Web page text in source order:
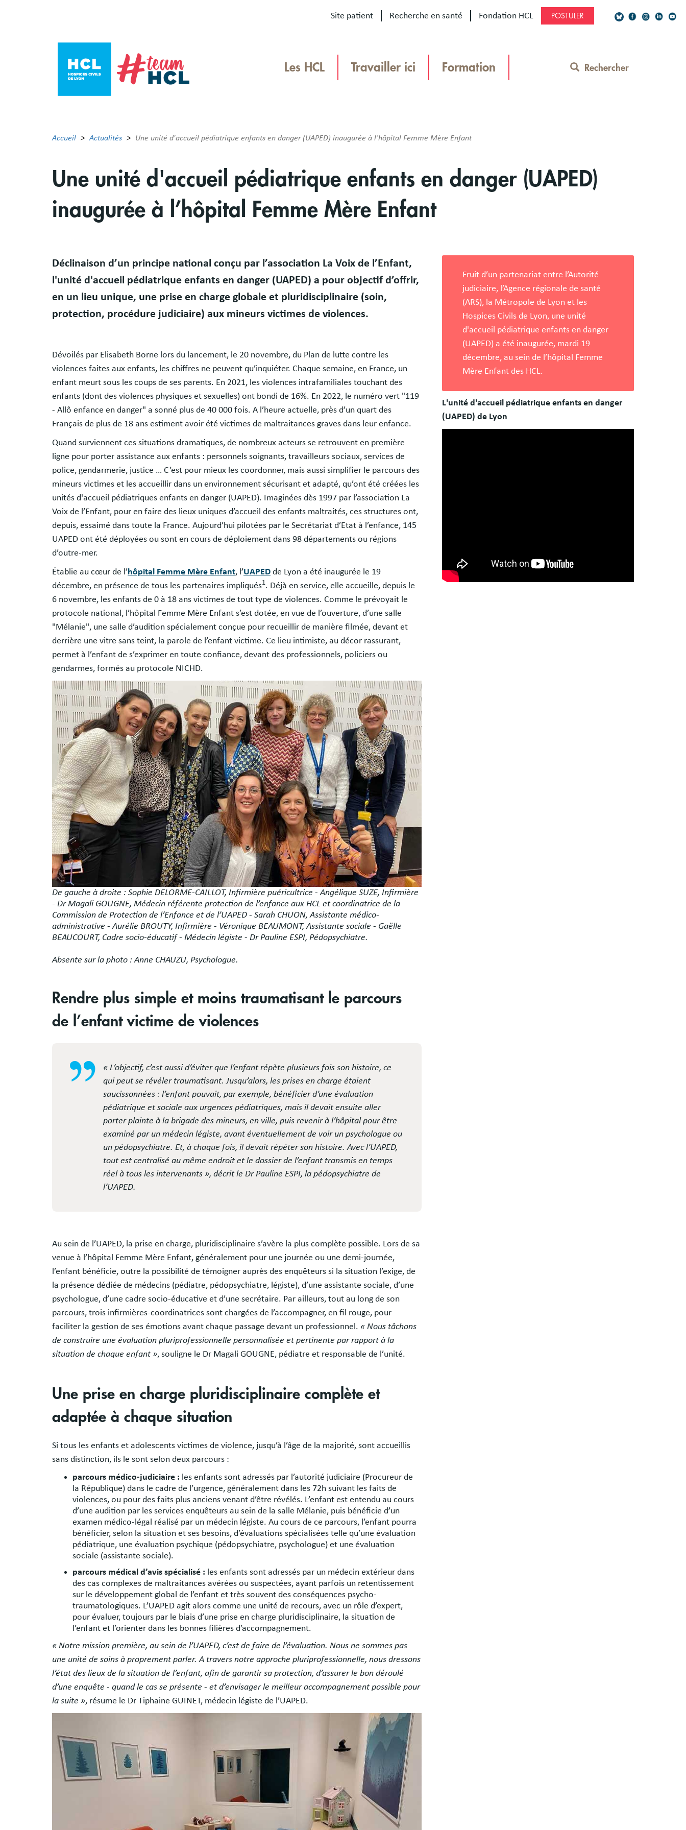
Site patient Recherche en santé Fondation HCL POSTULER
Network
Les HCL Travailler ici Formation Rechercher
Accueil Actualités Une unité d'accueil pédiatrique enfants en danger (UAPED) inaugurée à l’hôpital Femme Mère Enfant
Une unité d'accueil pédiatrique enfants en danger (UAPED)
inaugurée à l’hôpital Femme Mère Enfant
Déclinaison d’un principe national conçu par l’association La Voix de l’Enfant,
l'unité d'accueil pédiatrique enfants en danger (UAPED) a pour objectif d’offrir,
en un lieu unique, une prise en charge globale et pluridisciplinaire (soin,
protection, procédure judiciaire) aux mineurs victimes de violences.
Dévoilés par Elisabeth Borne lors du lancement, le 20 novembre, du Plan de lutte contre les
violences faites aux enfants, les chiffres ne peuvent qu’inquiéter. Chaque semaine, en France, un
enfant meurt sous les coups de ses parents. En 2021, les violences intrafamiliales touchant des
enfants (dont des violences physiques et sexuelles) ont bondi de 16%. En 2022, le numéro vert "119
- Allô enfance en danger" a sonné plus de 40 000 fois. A l’heure actuelle, près d’un quart des
Français de plus de 18 ans estiment avoir été victimes de maltraitances graves dans leur enfance.
Quand surviennent ces situations dramatiques, de nombreux acteurs se retrouvent en première
ligne pour porter assistance aux enfants : personnels soignants, travailleurs sociaux, services de
police, gendarmerie, justice … C’est pour mieux les coordonner, mais aussi simplifier le parcours des
mineurs victimes et les accueillir dans un environnement sécurisant et adapté, qu’ont été créées les
unités d'accueil pédiatriques enfants en danger (UAPED). Imaginées dès 1997 par l’association La
Voix de l’Enfant, pour en faire des lieux uniques d’accueil des enfants maltraités, ces structures ont,
depuis, essaimé dans toute la France. Aujourd’hui pilotées par le Secrétariat d’Etat à l’enfance, 145
UAPED ont été déployées ou sont en cours de déploiement dans 98 départements ou régions
d’outre-mer.
Établie au cœur de l’hôpital Femme Mère Enfant, l’UAPED de Lyon a été inaugurée le 19
décembre, en présence de tous les partenaires impliqués1. Déjà en service, elle accueille, depuis le
6 novembre, les enfants de 0 à 18 ans victimes de tout type de violences. Comme le prévoyait le
protocole national, l’hôpital Femme Mère Enfant s’est dotée, en vue de l’ouverture, d’une salle
"Mélanie", une salle d’audition spécialement conçue pour recueillir de manière filmée, devant et
derrière une vitre sans teint, la parole de l’enfant victime. Ce lieu intimiste, au décor rassurant,
permet à l’enfant de s’exprimer en toute confiance, devant des professionnels, policiers ou
gendarmes, formés au protocole NICHD.
Image
De gauche à droite : Sophie DELORME-CAILLOT, Infirmière puéricultrice - Angélique SUZE, Infirmière
- Dr Magali GOUGNE, Médecin référente protection de l’enfance aux HCL et coordinatrice de la
Commission de Protection de l’Enfance et de l’UAPED - Sarah CHUON, Assistante médico-
administrative - Aurélie BROUTY, Infirmière - Véronique BEAUMONT, Assistante sociale - Gaëlle
BEAUCOURT, Cadre socio-éducatif - Médecin légiste - Dr Pauline ESPI, Pédopsychiatre.
Absente sur la photo : Anne CHAUZU, Psychologue.
Rendre plus simple et moins traumatisant le parcours
de l’enfant victime de violences
« L’objectif, c’est aussi d’éviter que l’enfant répète plusieurs fois son histoire, ce
qui peut se révéler traumatisant. Jusqu’alors, les prises en charge étaient
saucissonnées : l’enfant pouvait, par exemple, bénéficier d’une évaluation
pédiatrique et sociale aux urgences pédiatriques, mais il devait ensuite aller
porter plainte à la brigade des mineurs, en ville, puis revenir à l’hôpital pour être
examiné par un médecin légiste, avant éventuellement de voir un psychologue ou
un pédopsychiatre. Et, à chaque fois, il devait répéter son histoire. Avec l’UAPED,
tout est centralisé au même endroit et le dossier de l’enfant transmis en temps
réel à tous les intervenants », décrit le Dr Pauline ESPI, la pédopsychiatre de
l’UAPED.
Au sein de l’UAPED, la prise en charge, pluridisciplinaire s’avère la plus complète possible. Lors de sa
venue à l’hôpital Femme Mère Enfant, généralement pour une journée ou une demi-journée,
l’enfant bénéficie, outre la possibilité de témoigner auprès des enquêteurs si la situation l’exige, de
la présence dédiée de médecins (pédiatre, pédopsychiatre, légiste), d’une assistante sociale, d’une
psychologue, d’une cadre socio-éducative et d’une secrétaire. Par ailleurs, tout au long de son
parcours, trois infirmières-coordinatrices sont chargées de l’accompagner, en fil rouge, pour
faciliter la gestion de ses émotions avant chaque passage devant un professionnel. « Nous tâchons
de construire une évaluation pluriprofessionnelle personnalisée et pertinente par rapport à la
situation de chaque enfant », souligne le Dr Magali GOUGNE, pédiatre et responsable de l’unité.
Une prise en charge pluridisciplinaire complète et
adaptée à chaque situation
Si tous les enfants et adolescents victimes de violence, jusqu’à l’âge de la majorité, sont accueillis
sans distinction, ils le sont selon deux parcours :
parcours médico-judiciaire : les enfants sont adressés par l’autorité judiciaire (Procureur de
la République) dans le cadre de l’urgence, généralement dans les 72h suivant les faits de
violences, ou pour des faits plus anciens venant d’être révélés. L’enfant est entendu au cours
d’une audition par les services enquêteurs au sein de la salle Mélanie, puis bénéficie d’un
examen médico-légal réalisé par un médecin légiste. Au cours de ce parcours, l’enfant pourra
bénéficier, selon la situation et ses besoins, d’évaluations spécialisées telle qu’une évaluation
pédiatrique, une évaluation psychique (pédopsychiatre, psychologue) et une évaluation
sociale (assistante sociale).
parcours médical d’avis spécialisé : les enfants sont adressés par un médecin extérieur dans
des cas complexes de maltraitances avérées ou suspectées, ayant parfois un retentissement
sur le développement global de l’enfant et très souvent des conséquences psycho-
traumatologiques. L’UAPED agit alors comme une unité de recours, avec un rôle d’expert,
pour évaluer, toujours par le biais d’une prise en charge pluridisciplinaire, la situation de
l’enfant et l’orienter dans les bonnes filières d’accompagnement.
« Notre mission première, au sein de l’UAPED, c’est de faire de l’évaluation. Nous ne sommes pas
une unité de soins à proprement parler. A travers notre approche pluriprofessionnelle, nous dressons
l’état des lieux de la situation de l’enfant, afin de garantir sa protection, d’assurer le bon déroulé
d’une enquête - quand le cas se présente - et d’envisager le meilleur accompagnement possible pour
la suite », résume le Dr Tiphaine GUINET, médecin légiste de l’UAPED.
Fruit d’un partenariat entre l’Autorité
judiciaire, l’Agence régionale de santé
(ARS), la Métropole de Lyon et les
Hospices Civils de Lyon, une unité
d'accueil pédiatrique enfants en danger
(UAPED) a été inaugurée, mardi 19
décembre, au sein de l’hôpital Femme
Mère Enfant des HCL.
L'unité d'accueil pédiatrique enfants en danger
(UAPED) de Lyon